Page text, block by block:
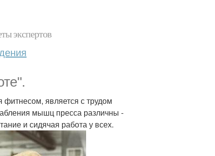
экспертов
является с трудом
мышц пресса различны -
и сидячая работа у всех.